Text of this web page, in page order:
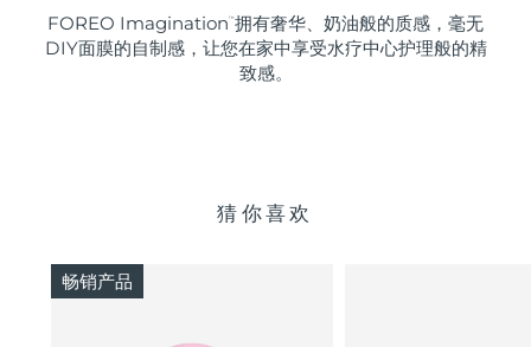
FOREO Imagination ™ 拥有奢华、奶油般的质感，毫无
DIY面膜的自制感，让您在家中享受水疗中心护理般的精
致感。
猜你喜欢
畅销产品